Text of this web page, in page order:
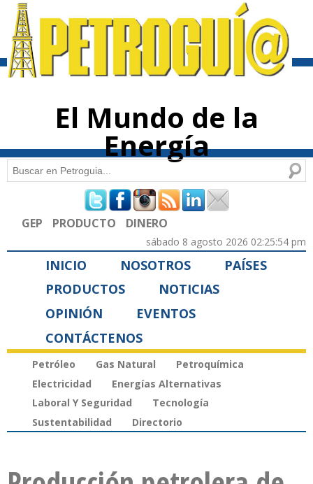
contenido
El Mundo de la
Energía
Formulario de búsqueda
Buscar
GEP PRODUCTO DINERO
sábado 8 agosto 2026 02:25:54 pm
INICIO NOSOTROS
PAÍSES
PRODUCTOS
NOTICIAS
OPINIÓN
EVENTOS
CONTÁCTENOS
Petróleo Gas Natural
Petroquímica
Electricidad
Energías Alternativas
Laboral Y Seguridad
Tecnología
Sustentabilidad
Directorio